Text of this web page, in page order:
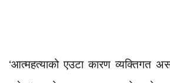
‘आत्महत्याको एउटा कारण व्यक्तिगत